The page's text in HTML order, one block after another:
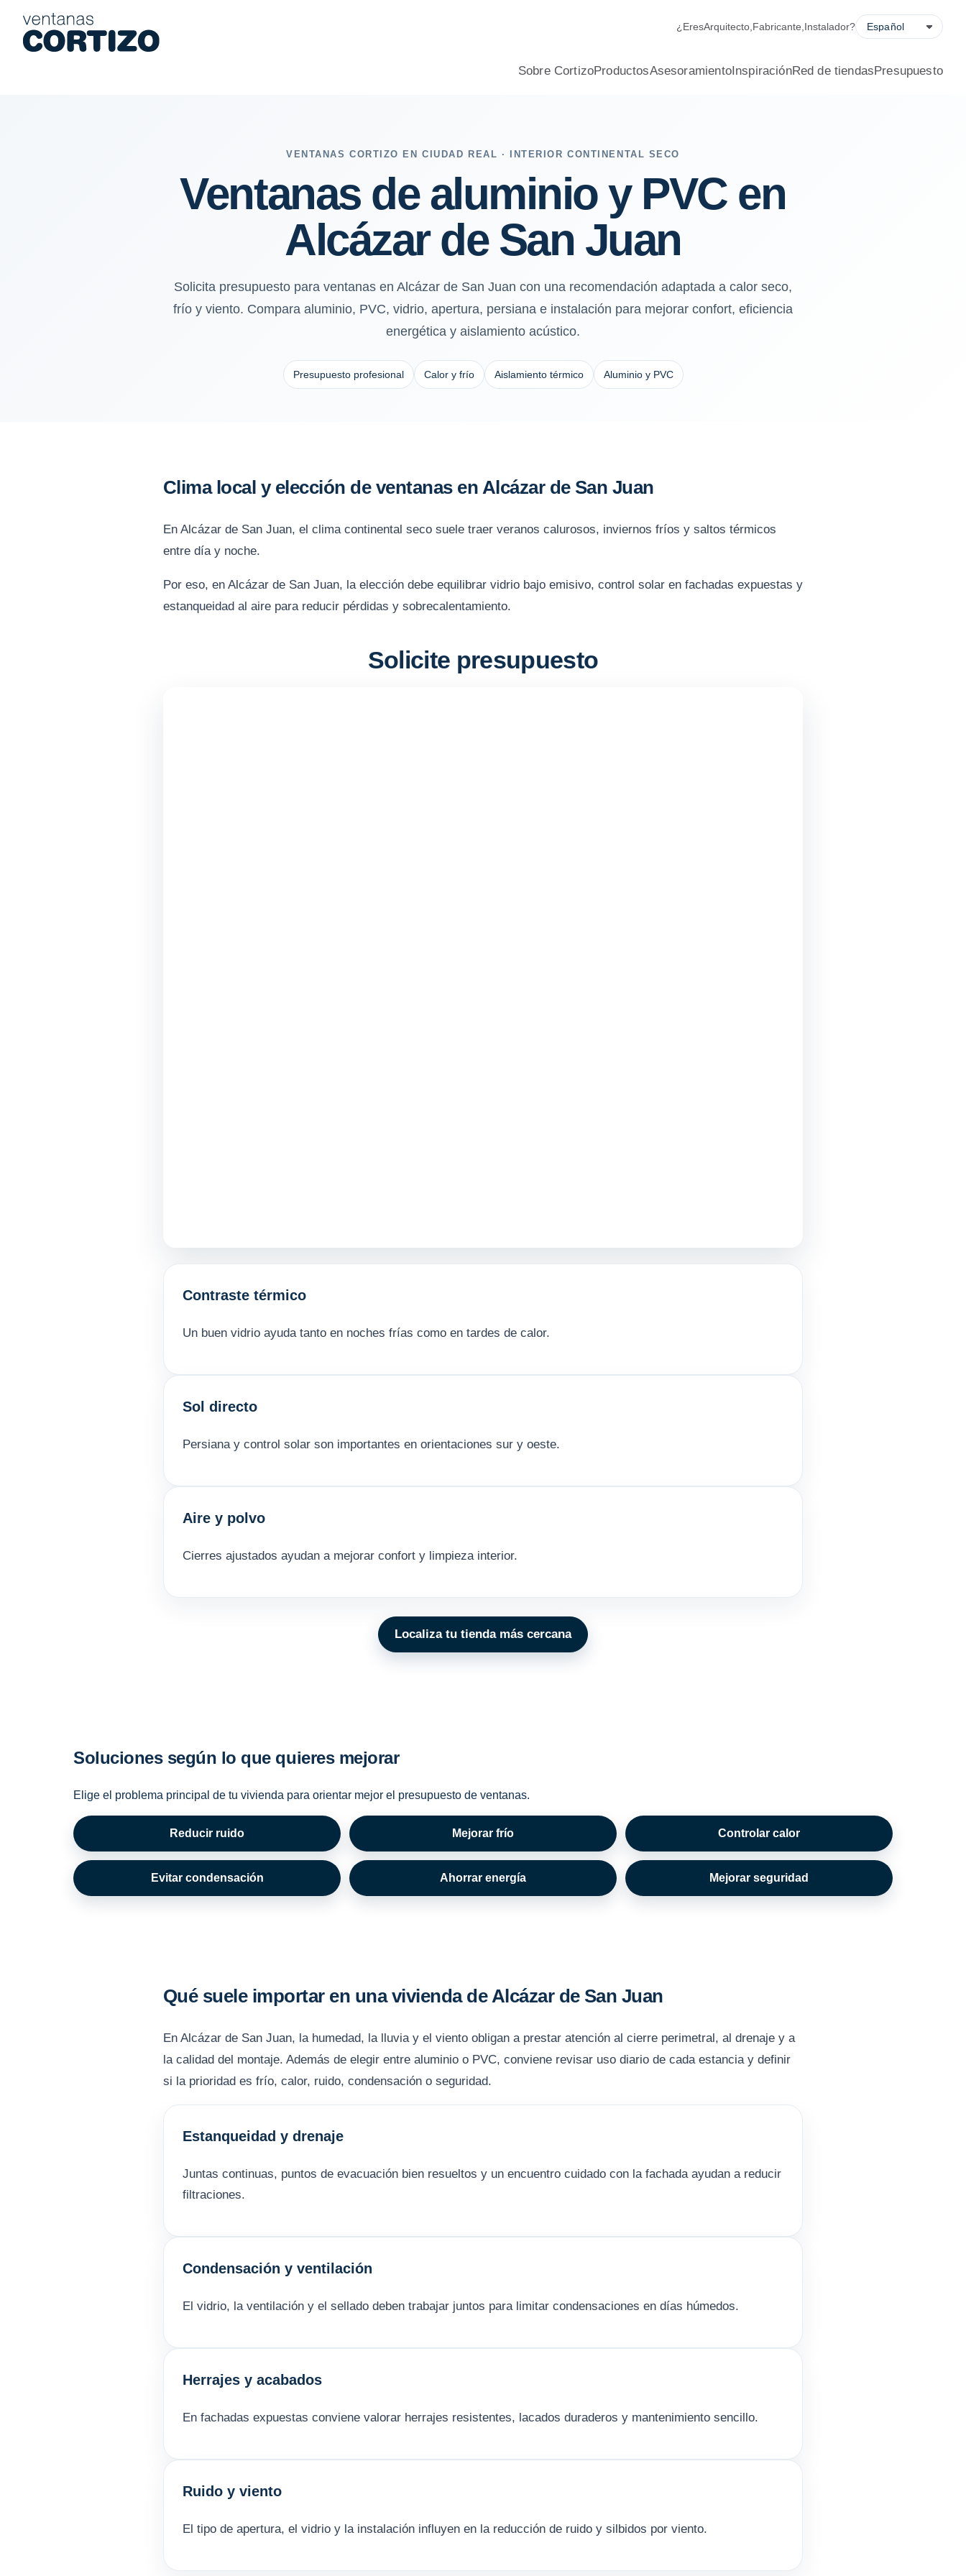
Ventanas de aluminio y PVC en Alcázar de San Juan: calor seco, frío y viento, aislamiento, confort y presupuesto profesional.
¿EresArquitecto Fabricante Instalador?
Sobre CortizoProductosAsesoramientoInspiraciónRed de tiendasPresupuesto
VENTANAS CORTIZO EN CIUDAD REAL · INTERIOR CONTINENTAL SECO
Ventanas de aluminio y PVC en
Alcázar de San Juan
Solicita presupuesto para ventanas en Alcázar de San Juan con una recomendación adaptada a calor seco,
frío y viento. Compara aluminio, PVC, vidrio, apertura, persiana e instalación para mejorar confort, eficiencia
energética y aislamiento acústico.
Presupuesto profesional Calor y frío Aislamiento térmico Aluminio y PVC
Clima local y elección de ventanas en Alcázar de San Juan
En Alcázar de San Juan, el clima continental seco suele traer veranos calurosos, inviernos fríos y saltos térmicos
entre día y noche.
Por eso, en Alcázar de San Juan, la elección debe equilibrar vidrio bajo emisivo, control solar en fachadas expuestas y
estanqueidad al aire para reducir pérdidas y sobrecalentamiento.
Solicite presupuesto
Contraste térmico
Un buen vidrio ayuda tanto en noches frías como en tardes de calor.
Sol directo
Persiana y control solar son importantes en orientaciones sur y oeste.
Aire y polvo
Cierres ajustados ayudan a mejorar confort y limpieza interior.
Localiza tu tienda más cercana
Soluciones según lo que quieres mejorar
Elige el problema principal de tu vivienda para orientar mejor el presupuesto de ventanas.
Reducir ruido Mejorar frío Controlar calor
Evitar condensación Ahorrar energía Mejorar seguridad
Qué suele importar en una vivienda de Alcázar de San Juan
En Alcázar de San Juan, la humedad, la lluvia y el viento obligan a prestar atención al cierre perimetral, al drenaje y a
la calidad del montaje. Además de elegir entre aluminio o PVC, conviene revisar uso diario de cada estancia y definir
si la prioridad es frío, calor, ruido, condensación o seguridad.
Estanqueidad y drenaje
Juntas continuas, puntos de evacuación bien resueltos y un encuentro cuidado con la fachada ayudan a reducir
filtraciones.
Condensación y ventilación
El vidrio, la ventilación y el sellado deben trabajar juntos para limitar condensaciones en días húmedos.
Herrajes y acabados
En fachadas expuestas conviene valorar herrajes resistentes, lacados duraderos y mantenimiento sencillo.
Ruido y viento
El tipo de apertura, el vidrio y la instalación influyen en la reducción de ruido y silbidos por viento.